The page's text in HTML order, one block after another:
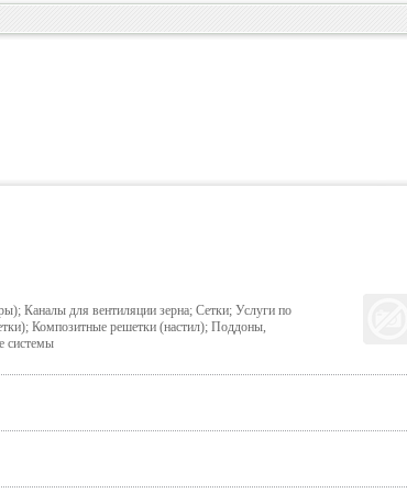
Каналы для вентиляции зерна; Сетки; Услуги по
Композитные решетки (настил); Поддоны,
системы